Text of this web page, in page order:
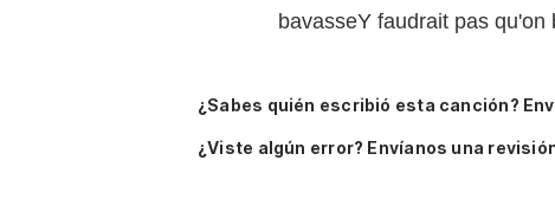
bavasseY faudrait pas qu'on
¿Sabes quién escribió esta canción?
¿Viste algún error? Envíanos una